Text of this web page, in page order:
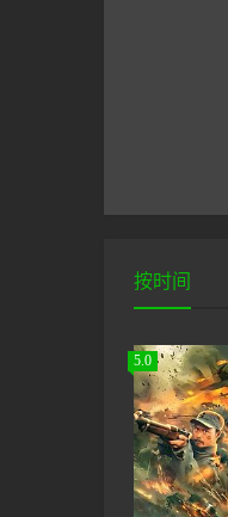
按时间
5.0